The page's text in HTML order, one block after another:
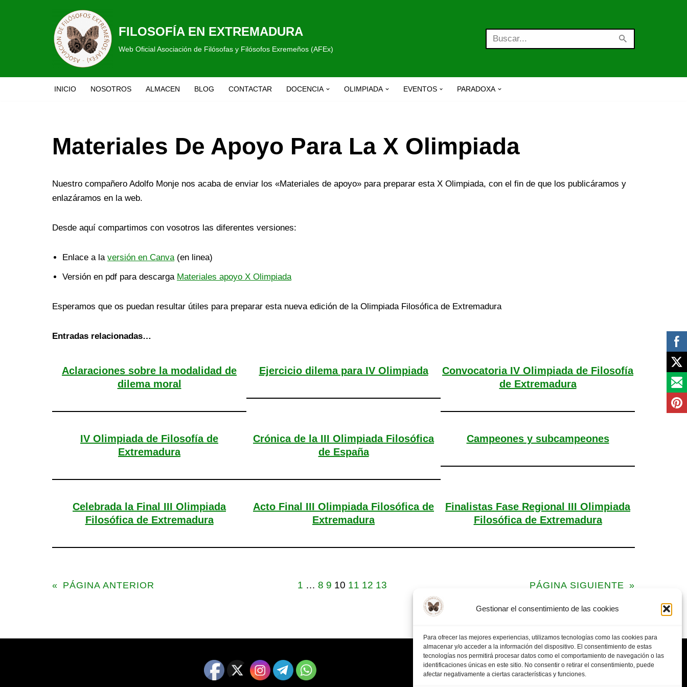
Gestionar el consentimiento de las cookies
Para ofrecer las mejores experiencias, utilizamos tecnologías como las cookies para
almacenar y/o acceder a la información del dispositivo. El consentimiento de estas
tecnologías nos permitirá procesar datos como el comportamiento de navegación o las
identificaciones únicas en este sitio. No consentir o retirar el consentimiento, puede
afectar negativamente a ciertas características y funciones.
FILOSOFÍA EN EXTREMADURA
Web Oficial Asociación de Filósofas y Filósofos Exremeños (AFEx)
INICIO NOSOTROS ALMACEN BLOG CONTACTAR DOCENCIA OLIMPIADA EVENTOS PARADOXA
Materiales De Apoyo Para La X Olimpiada
Nuestro compañero Adolfo Monje nos acaba de enviar los «Materiales de apoyo» para preparar esta X Olimpiada, con el fin de que los publicáramos y
enlazáramos en la web.
Desde aquí compartimos con vosotros las diferentes versiones:
Enlace a la versión en Canva(en linea)
Versión en pdf para descarga Materiales apoyo X Olimpiada
Esperamos que os puedan resultar útiles para preparar esta nueva edición de la Olimpiada Filosófica de Extremadura
Entradas relacionadas…
Aclaraciones sobre la modalidad de
dilema moral
Ejercicio dilema para IV Olimpiada
Convocatoria IV Olimpiada de Filosofía
de Extremadura
IV Olimpiada de Filosofía de
Extremadura
Crónica de la III Olimpiada Filosófica
de España
Campeones y subcampeones
Celebrada la Final III Olimpiada
Filosófica de Extremadura
Acto Final III Olimpiada Filosófica de
Extremadura
Finalistas Fase Regional III Olimpiada
Filosófica de Extremadura
« PÁGINA ANTERIOR 1 … 8 9 10 11 12 13 PÁGINA SIGUIENTE »
POLITICA DE PRIVACIDAD